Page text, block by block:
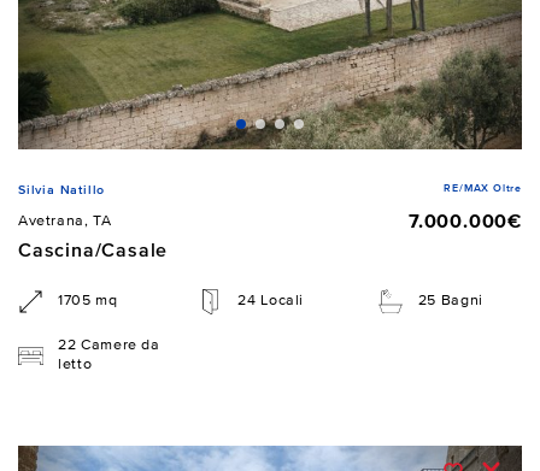
Silvia Natillo RE/MAX Oltre
Avetrana, TA
7.000.000€
Cascina/Casale
1705 mq 24 Locali 25 Bagni
22 Camere da
letto